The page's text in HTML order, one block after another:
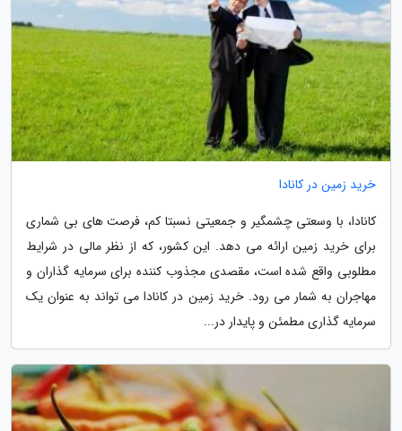
خرید زمین در کانادا
کانادا، با وسعتی چشمگیر و جمعیتی نسبتا کم، فرصت های بی شماری
برای خرید زمین ارائه می دهد. این کشور، که از نظر مالی در شرایط
مطلوبی واقع شده است، مقصدی مجذوب کننده برای سرمایه گذاران و
مهاجران به شمار می رود. خرید زمین در کانادا می تواند به عنوان یک
سرمایه گذاری مطمئن و پایدار در...